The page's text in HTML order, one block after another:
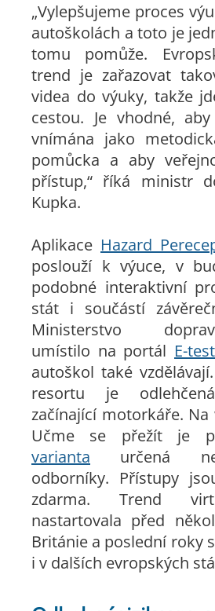
„Vylepšujeme proces
autoškolách a toto je
tomu pomůže.
trend je zařazovat
videa do výuky, takže
cestou. Je vhodné,
vnímána jako
pomůcka a aby
přístup,“ říká ministr
Kupka.
Aplikace Hazard
poslouží k výuce, v
podobné interaktivní
stát i součástí
Ministerstvo
umístilo na portál E-
autoškol také
resortu je
začínající motorkáře.
Učme se přežít je
varianta určená
odborníky. Přístupy
zdarma. Trend
nastartovala před
Británie a poslední roky
i v dalších evropských